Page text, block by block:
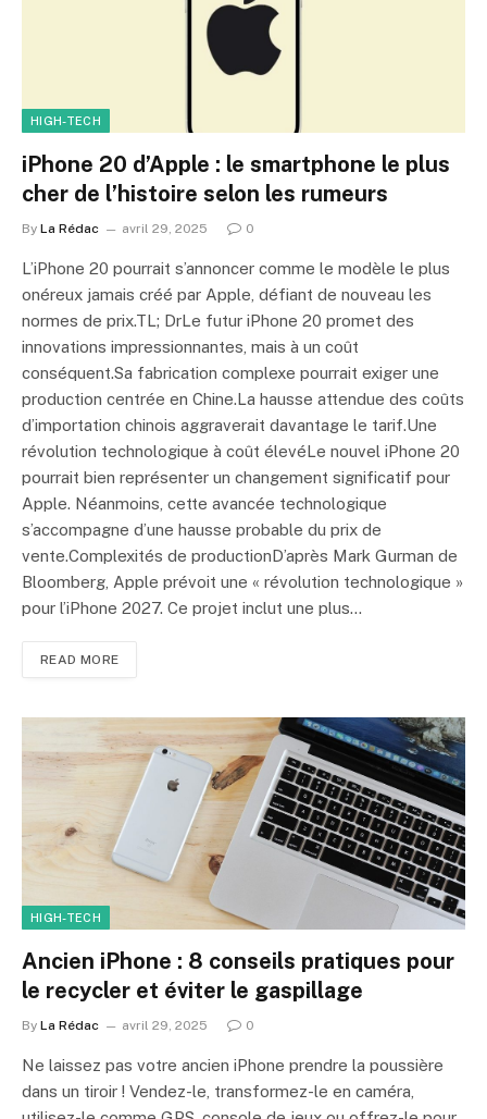
HIGH-TECH
iPhone 20 d’Apple : le smartphone le plus
cher de l’histoire selon les rumeurs
By La Rédac avril 29, 2025 0
L’iPhone 20 pourrait s’annoncer comme le modèle le plus
onéreux jamais créé par Apple, défiant de nouveau les
normes de prix.TL; DrLe futur iPhone 20 promet des
innovations impressionnantes, mais à un coût
conséquent.Sa fabrication complexe pourrait exiger une
production centrée en Chine.La hausse attendue des coûts
d’importation chinois aggraverait davantage le tarif.Une
révolution technologique à coût élevéLe nouvel iPhone 20
pourrait bien représenter un changement significatif pour
Apple. Néanmoins, cette avancée technologique
s’accompagne d’une hausse probable du prix de
vente.Complexités de productionD’après Mark Gurman de
Bloomberg, Apple prévoit une « révolution technologique »
pour l’iPhone 2027. Ce projet inclut une plus…
READ MORE
HIGH-TECH
Ancien iPhone : 8 conseils pratiques pour
le recycler et éviter le gaspillage
By La Rédac avril 29, 2025 0
Ne laissez pas votre ancien iPhone prendre la poussière
dans un tiroir ! Vendez-le, transformez-le en caméra,